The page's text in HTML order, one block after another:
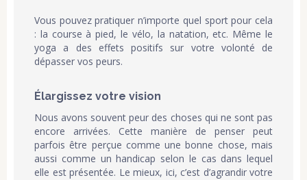
Vous pouvez pratiquer n’importe quel sport pour cela
: la course à pied, le vélo, la natation, etc. Même le
yoga a des effets positifs sur votre volonté de
dépasser vos peurs.
Élargissez votre vision
Nous avons souvent peur des choses qui ne sont pas
encore arrivées. Cette manière de penser peut
parfois être perçue comme une bonne chose, mais
aussi comme un handicap selon le cas dans lequel
elle est présentée. Le mieux, ici, c’est d’agrandir votre